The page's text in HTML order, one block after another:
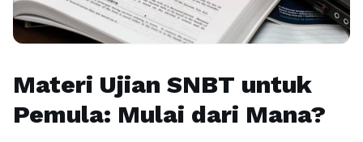
Materi Ujian SNBT untuk
Pemula: Mulai dari Mana?